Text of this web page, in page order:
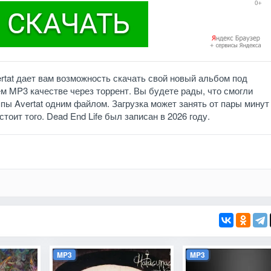
дает вам возможность скачать свой новый альбом под
MP3 качестве через торрент. Вы будете рады, что смогли
Avertat одним файлом. Загрузка может занять от пары
того. Dead End Life был записан в 2026 году.
MP3 MP3